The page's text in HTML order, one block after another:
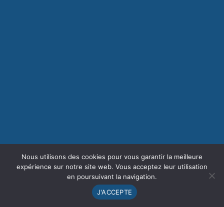
Nous utilisons des cookies pour vous garantir la meilleure
expérience sur notre site web. Vous acceptez leur utilisation
en poursuivant la navigation.
J'ACCEPTE